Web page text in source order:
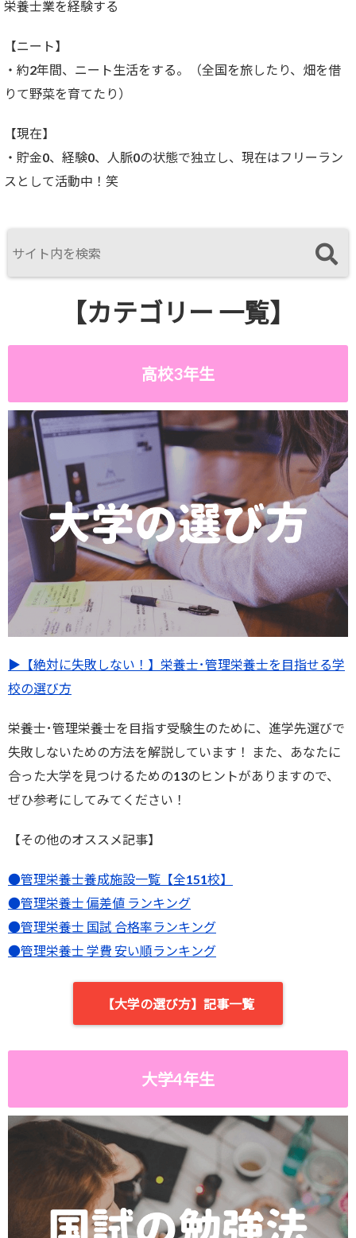
栄養士業を経験する
【ニート】
・約2年間、ニート生活をする。（全国を旅したり、畑を借
りて野菜を育てたり）
【現在】
・貯金0、経験0、人脈0の状態で独立し、現在はフリーラン
スとして活動中！笑
【カテゴリー 一覧】
高校3年生
▶︎【絶対に失敗しない！】栄養士･管理栄養士を目指せる学
校の選び方
栄養士･管理栄養士を目指す受験生のために、進学先選びで
失敗しないための方法を解説しています！ また、あなたに
合った大学を見つけるための13のヒントがありますので、
ぜひ参考にしてみてください！
【その他のオススメ記事】
●管理栄養士養成施設一覧【全151校】
●管理栄養士 偏差値 ランキング
●管理栄養士 国試 合格率ランキング
●管理栄養士 学費 安い順ランキング
【大学の選び方】記事一覧
大学4年生